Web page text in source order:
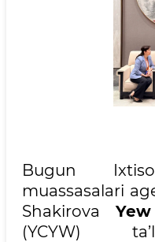
Bugun
muassasalari
Shakirova
(YCYW)